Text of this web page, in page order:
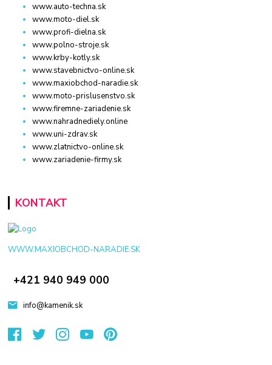
www.auto-techna.sk
www.moto-diel.sk
www.profi-dielna.sk
www.polno-stroje.sk
www.krby-kotly.sk
www.stavebnictvo-online.sk
www.maxiobchod-naradie.sk
www.moto-prislusenstvo.sk
www.firemne-zariadenie.sk
www.nahradnediely.online
www.uni-zdrav.sk
www.zlatnictvo-online.sk
www.zariadenie-firmy.sk
KONTAKT
WWW.MAXIOBCHOD-NARADIE.SK
+421 940 949 000
info@kamenik.sk